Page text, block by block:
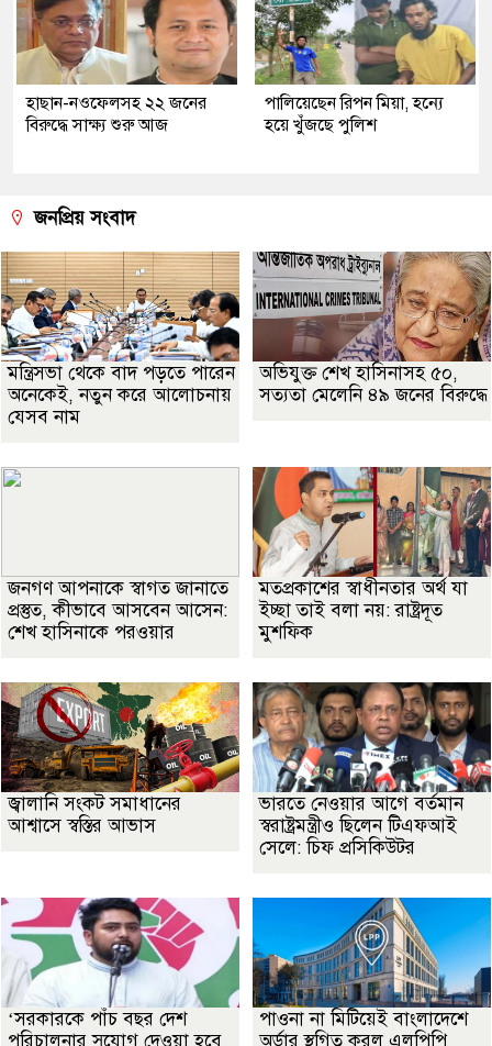
হাছান-নওফেলসহ ২২ জনের
বিরুদ্ধে সাক্ষ্য শুরু আজ
পালিয়েছেন রিপন মিয়া, হন্যে
হয়ে খুঁজছে পুলিশ
জনপ্রিয় সংবাদ
মন্ত্রিসভা থেকে বাদ পড়তে পারেন
অনেকেই, নতুন করে আলোচনায়
যেসব নাম
অভিযুক্ত শেখ হাসিনাসহ ৫০,
সত্যতা মেলেনি ৪৯ জনের বিরুদ্ধে
জনগণ আপনাকে স্বাগত জানাতে
প্রস্তুত, কীভাবে আসবেন আসেন:
শেখ হাসিনাকে পরওয়ার
মতপ্রকাশের স্বাধীনতার অর্থ যা
ইচ্ছা তাই বলা নয়: রাষ্ট্রদূত
মুশফিক
জ্বালানি সংকট সমাধানের
আশ্বাসে স্বস্তির আভাস
ভারতে নেওয়ার আগে বর্তমান
স্বরাষ্ট্রমন্ত্রীও ছিলেন টিএফআই
সেলে: চিফ প্রসিকিউটর
‘সরকারকে পাঁচ বছর দেশ
পরিচালনার সুযোগ দেওয়া হবে
পাওনা না মিটিয়েই বাংলাদেশে
অর্ডার স্থগিত করল এলপিপি